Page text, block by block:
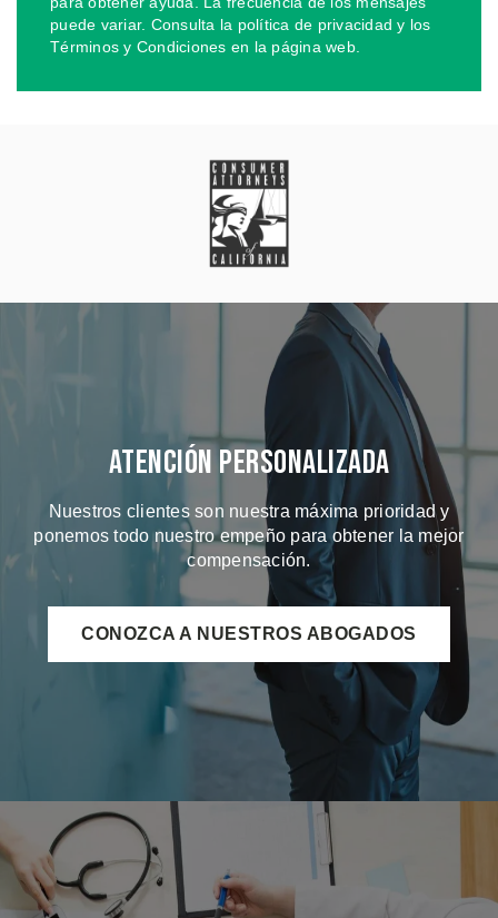
puede variar. Consulta la política de privacidad y los
Términos y Condiciones en la página web.
Atención Personalizada
Nuestros clientes son nuestra máxima prioridad y
ponemos todo nuestro empeño para obtener la mejor
compensación.
CONOZCA A NUESTROS ABOGADOS